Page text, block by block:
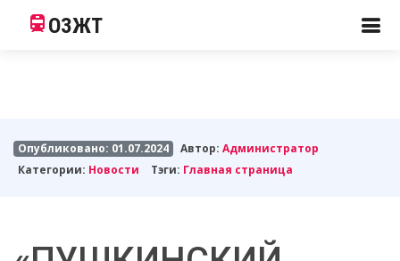
ОЗЖТ
Опубликовано: 01.07.2024 Автор:Администратор
Категории: Новости Тэги: Главная страница